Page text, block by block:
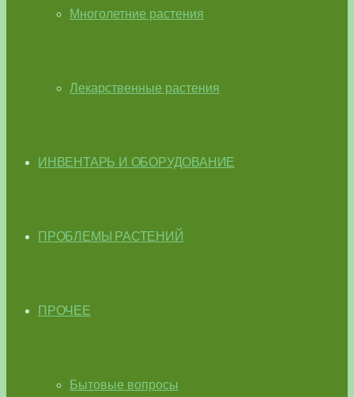
Многолетние растения
Лекарственные растения
ИНВЕНТАРЬ И ОБОРУДОВАНИЕ
ПРОБЛЕМЫ РАСТЕНИЙ
ПРОЧЕЕ
Бытовые вопросы